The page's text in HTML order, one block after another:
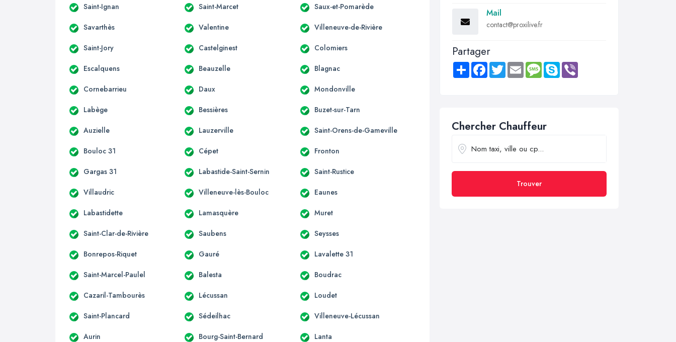
Saint-Ignan Saint-Marcet Saux-et-Pomarède
Savarthès Valentine Villeneuve-de-Rivière
Saint-Jory Castelginest Colomiers
Escalquens Beauzelle Blagnac
Cornebarrieu Daux Mondonville
Labège Bessières Buzet-sur-Tarn
Auzielle Lauzerville Saint-Orens-de-Gameville
Bouloc 31 Cépet Fronton
Gargas 31 Labastide-Saint-Sernin Saint-Rustice
Villaudric Villeneuve-lès-Bouloc Eaunes
Labastidette Lamasquère Muret
Saint-Clar-de-Rivière Saubens Seysses
Bonrepos-Riquet Gauré Lavalette 31
Saint-Marcel-Paulel Balesta Boudrac
Cazaril-Tambourès Lécussan Loudet
Saint-Plancard Sédeilhac Villeneuve-Lécussan
Aurin Bourg-Saint-Bernard Lanta
Mail
contact@proxilive.fr
Partager
Share FacebookTwitter Email MessageSkype
Chercher Chauffeur
Trouver